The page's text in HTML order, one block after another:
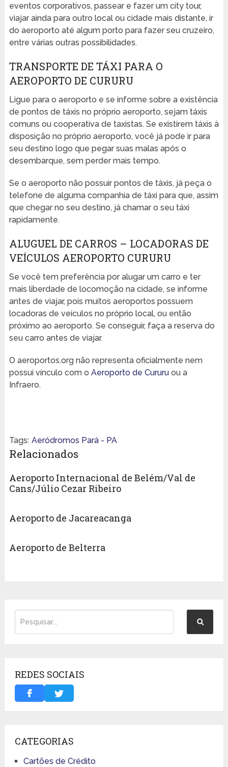
eventos corporativos, passear e fazer um city tour,
viajar ainda para outro local ou cidade mais distante, ir
do aeroporto até algum porto para fazer seu cruzeiro,
entre várias outras possibilidades.
TRANSPORTE DE TÁXI PARA O
AEROPORTO DE CURURU
Ligue para o aeroporto e se informe sobre a existência
de pontos de táxis no próprio aeroporto, sejam táxis
comuns ou cooperativa de taxistas. Se existirem táxis à
disposição no próprio aeroporto, você já pode ir para
seu destino logo que pegar suas malas após o
desembarque, sem perder mais tempo.
Se o aeroporto não possuir pontos de táxis, já peça o
telefone de alguma companhia de táxi para que, assim
que chegar no seu destino, já chamar o seu táxi
rapidamente.
ALUGUEL DE CARROS – LOCADORAS DE
VEÍCULOS AEROPORTO CURURU
Se você tem preferência por alugar um carro e ter
mais liberdade de locomoção na cidade, se informe
antes de viajar, pois muitos aeroportos possuem
locadoras de veículos no próprio local, ou então
próximo ao aeroporto. Se conseguir, faça a reserva do
seu carro antes de viajar.
O aeroportos.org não representa oficialmente nem
possui vínculo com o Aeroporto de Cururuou a
Infraero.
Tags: Aeródromos Pará - PA
Relacionados
Aeroporto Internacional de Belém/Val de
Cans/Júlio Cezar Ribeiro
Aeroporto de Jacareacanga
Aeroporto de Belterra
REDES SOCIAIS
CATEGORIAS
Cartões de Crédito